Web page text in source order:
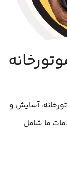
آسایش و
ما شامل